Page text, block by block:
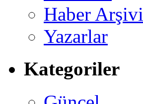
Haber Arşivi
Yazarlar
Kategoriler